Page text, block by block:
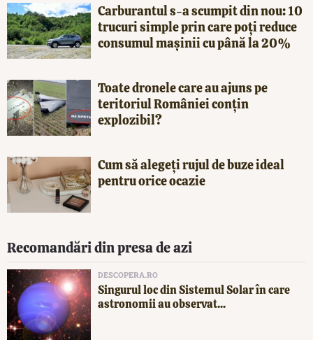
Carburantul s-a scumpit din nou: 10
trucuri simple prin care poți reduce
consumul mașinii cu până la 20%
Toate dronele care au ajuns pe
teritoriul României conțin
explozibil?
Cum să alegeți rujul de buze ideal
pentru orice ocazie
Recomandări din presa de azi
DESCOPERA.RO
Singurul loc din Sistemul Solar în care
astronomii au observat...